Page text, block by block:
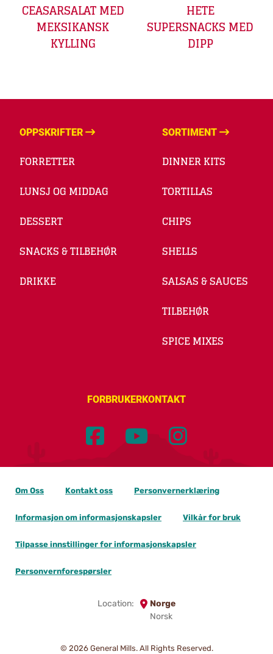
CEASARSALAT MED
MEKSIKANSK
KYLLING
HETE
SUPERSNACKS MED
DIPP
OPPSKRIFTER
FORRETTER
LUNSJ OG MIDDAG
DESSERT
SNACKS & TILBEHØR
DRIKKE
SORTIMENT
DINNER KITS
TORTILLAS
CHIPS
SHELLS
SALSAS & SAUCES
TILBEHØR
SPICE MIXES
FORBRUKERKONTAKT
© 2026 General Mills. All Rights Reserved.
Location:
Norge
Norsk
Om Oss Kontakt oss Personvernerklæring
Informasjon om informasjonskapsler Vilkår for bruk
Tilpasse innstillinger for informasjonskapsler
Personvernforespørsler